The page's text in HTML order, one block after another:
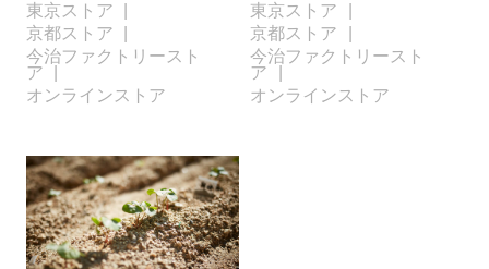
東京ストア
京都ストア
今治ファクトリースト
ア
オンラインストア
東京ストア
京都ストア
今治ファクトリースト
ア
オンラインストア